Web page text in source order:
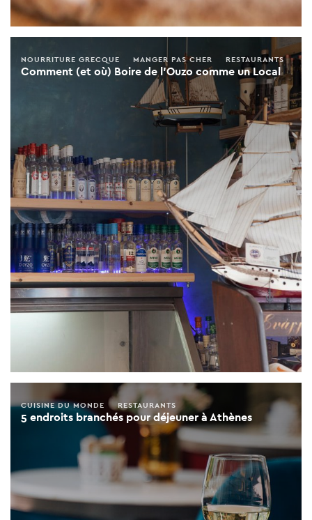
Comment (et où) Boire de l'Ouzo comme un Local
NOURRITURE GRECQUE MANGER PAS CHER RESTAURANTS
5 endroits branchés pour déjeuner à Athènes
CUISINE DU MONDE RESTAURANTS